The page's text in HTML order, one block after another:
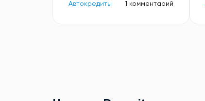
Автокредиты 1 комментарий